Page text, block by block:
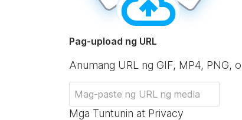
Pag-upload ng URL
Anumang URL ng GIF, MP4, PNG,
Mga Tuntunin at Privacy